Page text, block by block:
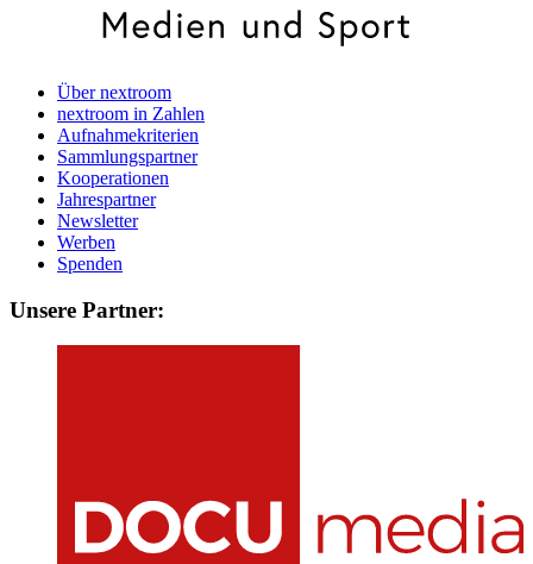
Über nextroom
nextroom in Zahlen
Aufnahmekriterien
Sammlungspartner
Kooperationen
Jahrespartner
Newsletter
Werben
Spenden
Unsere Partner: